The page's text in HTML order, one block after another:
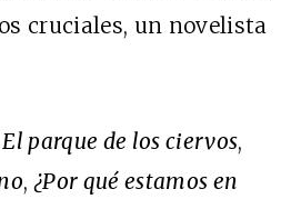
cruciales, un novelista
El parque de los ciervos,
,¿Por qué estamos en